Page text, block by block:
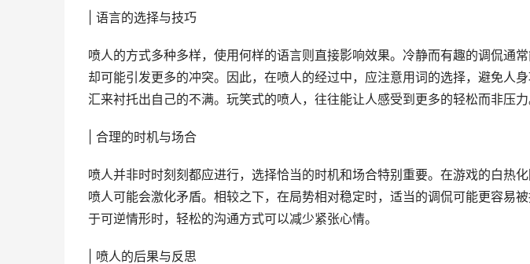
| 语言的选择与技巧
喷人的方式多种多样，使用何样的语言则直接影响效果。冷静而有趣的调侃通
却可能引发更多的冲突。因此，在喷人的经过中，应注意用词的选择，避免人
汇来衬托出自己的不满。玩笑式的喷人，往往能让人感受到更多的轻松而非压力
| 合理的时机与场合
喷人并非时时刻刻都应进行，选择恰当的时机和场合特别重要。在游戏的白热
喷人可能会激化矛盾。相较之下，在局势相对稳定时，适当的调侃可能更容易
于可逆情形时，轻松的沟通方式可以减少紧张心情。
| 喷人的后果与反思